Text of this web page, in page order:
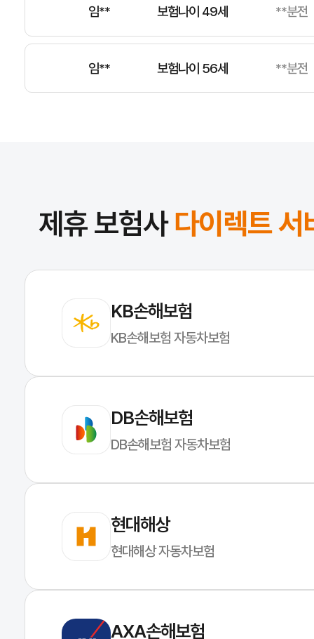
임** 보험나이 49세 **분전
임** 보험나이 56세 **분전
제휴 보험사다이렉트 서
KB손해보험
KB손해보험 자동차보험
DB손해보험
DB손해보험 자동차보험
현대해상
현대해상 자동차보험
AXA손해보험